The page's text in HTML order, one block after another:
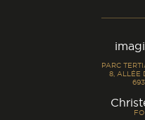
PARC
8, ALLÉE